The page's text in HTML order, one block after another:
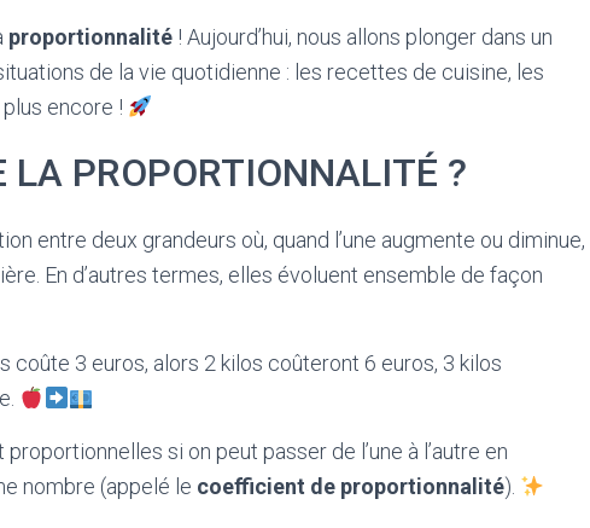
proportionnalité ! Aujourd’hui, nous allons plonger dans un
de la vie quotidienne : les recettes de cuisine, les
encore !
LA PROPORTIONNALITÉ ?
entre deux grandeurs où, quand l’une augmente ou diminue,
En d’autres termes, elles évoluent ensemble de façon
coûte 3 euros, alors 2 kilos coûteront 6 euros, 3 kilos
si on peut passer de l’une à l’autre en
nombre (appelé le coefficient de proportionnalité).